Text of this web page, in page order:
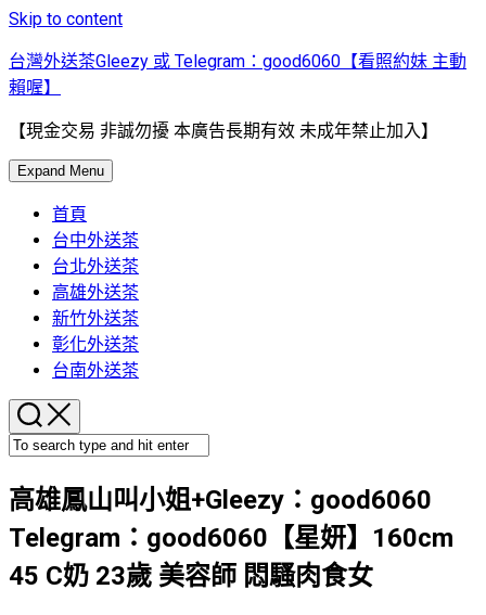
Skip to content
台灣外送茶Gleezy 或 Telegram：good6060【看照約妹 主動
賴喔】
【現金交易 非誠勿擾 本廣告長期有效 未成年禁止加入】
Expand Menu
首頁
台中外送茶
台北外送茶
高雄外送茶
新竹外送茶
彰化外送茶
台南外送茶
高雄鳳山叫小姐+Gleezy：good6060
Telegram：good6060【星妍】160cm
45 C奶 23歲 美容師 悶騷肉食女